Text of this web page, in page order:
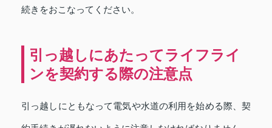
続きをおこなってください。
引っ越しにあたってライフライ
ンを契約する際の注意点
引っ越しにともなって電気や水道の利用を始める際、契